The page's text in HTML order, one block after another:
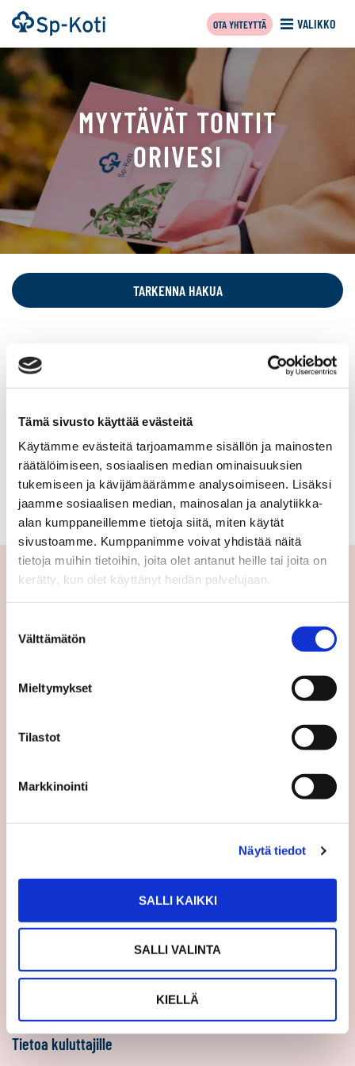
Tämä sivusto käyttää evästeitä
Käytämme evästeitä tarjoamamme sisällön ja mainosten
räätälöimiseen, sosiaalisen median ominaisuuksien
tukemiseen ja kävijämäärämme analysoimiseen. Lisäksi
jaamme sosiaalisen median, mainosalan ja analytiikka-
alan kumppaneillemme tietoja siitä, miten käytät
sivustoamme. Kumppanimme voivat yhdistää näitä
tietoja muihin tietoihin, joita olet antanut heille tai joita on
kerätty, kun olet käyttänyt heidän palvelujaan.
valinta
Välttämätön
Mieltymykset
Tilastot
Markkinointi
Näytä tiedot
SALLI KAIKKI
SALLI VALINTA
KIELLÄ
Siirry
sisältöön
Etusivu VALIKKO
OTA YHTEYTTÄ
MYYTÄVÄT TONTIT
ORIVESI
Tällä
sivulla
kohteet:
omakotitalotontti,
ajan
tontti,
rivitalotontti,
liike-
ja
teollisuustontti,
kerrostalotontti,
määräala,
TARKENNA HAKUA
PIHLAJATIE
39 000 €
Suomi Orivesi Kirjainniemi
Vapaa-ajan tontti 1938
Välittäjämme
Medialle
Suosittele
Vinkit
Töihin Sp-Kotiin
Yrittäjäksi
Tietoa kuluttajille